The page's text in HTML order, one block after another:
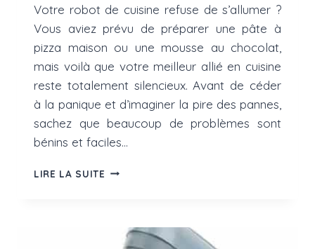
Votre robot de cuisine refuse de s’allumer ?
Vous aviez prévu de préparer une pâte à
pizza maison ou une mousse au chocolat,
mais voilà que votre meilleur allié en cuisine
reste totalement silencieux. Avant de céder
à la panique et d’imaginer la pire des pannes,
sachez que beaucoup de problèmes sont
bénins et faciles…
LIRE LA SUITE MON
DÉMARRE